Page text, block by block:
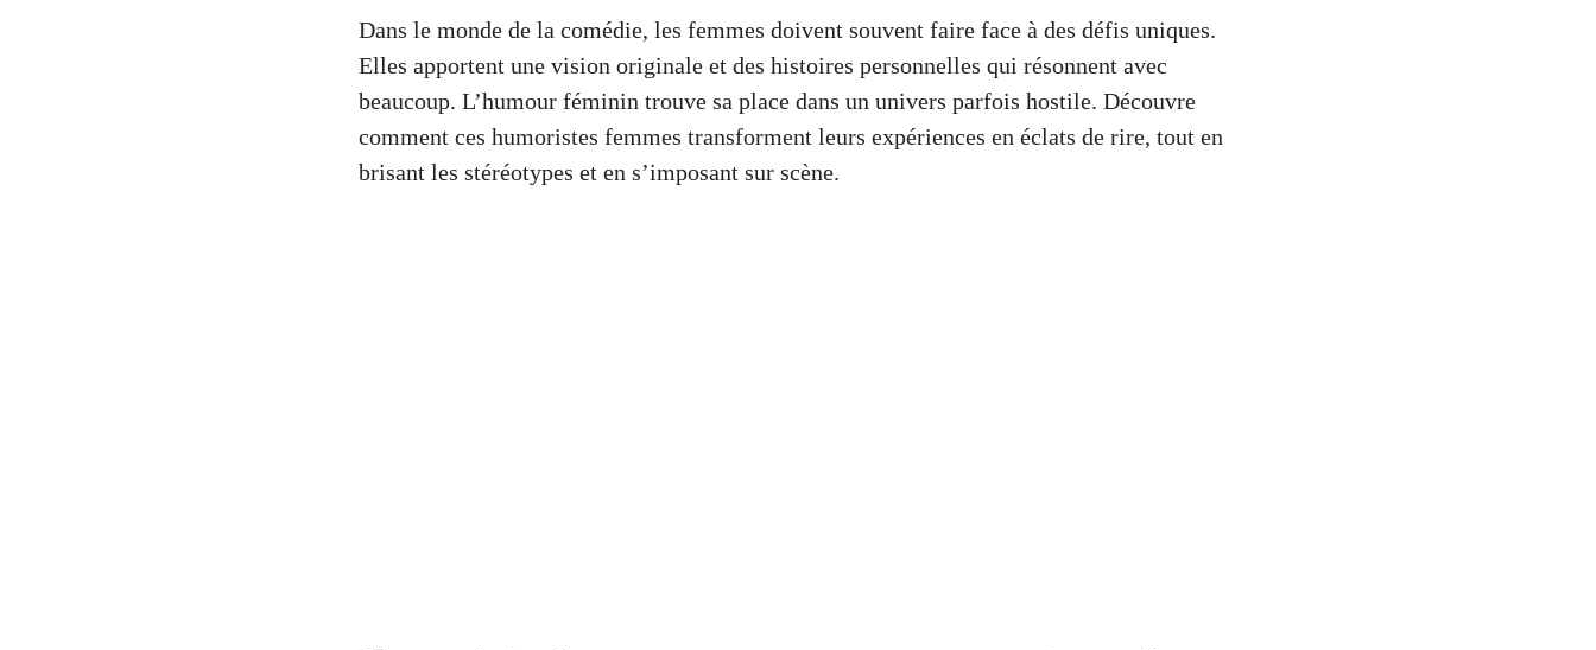
Dans le monde de la comédie, les femmes doivent souvent faire face à des défis uniques.
Elles apportent une vision originale et des histoires personnelles qui résonnent avec
beaucoup. L’humour féminin trouve sa place dans un univers parfois hostile. Découvre
comment ces humoristes femmes transforment leurs expériences en éclats de rire, tout en
brisant les stéréotypes et en s’imposant sur scène.